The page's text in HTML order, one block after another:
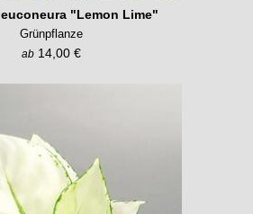
"Lemon Lime"
Grünpflanze
ab 14,00 €